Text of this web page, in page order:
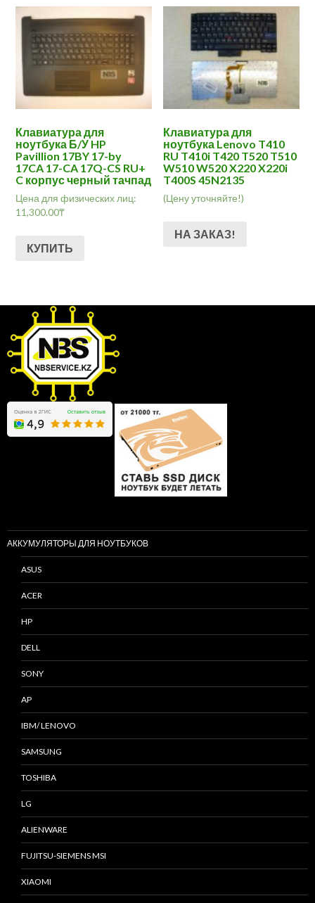
Клавиатура для
ноутбука Б/У HP
Pavillion 17BY 17-by
17CA 17-CA 17Q-CS RU+
C корпус черный тачпад
Цена для физических лиц:
11,300.00₸
КУПИТЬ
Клавиатура для
ноутбука Lenovo T410
RU T410i T420 T520 T510
W510 W520 X220 X220i
T400S 45N2135
(Цену уточняйте!)
НА ЗАКАЗ!
АККУМУЛЯТОРЫ ДЛЯ НОУТБУКОВ
ASUS
ACER
HP
DELL
SONY
AP
IBM/ LENOVO
SAMSUNG
TOSHIBA
LG
ALIENWARE
FUJITSU-SIEMENS MSI
XIAOMI